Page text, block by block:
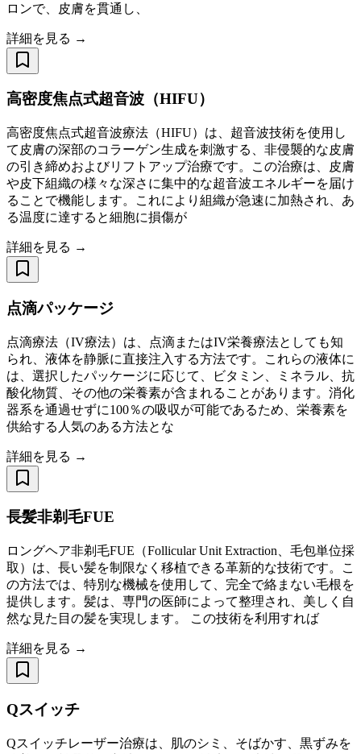
ロンで、皮膚を貫通し、
詳細を見る →
高密度焦点式超音波（HIFU）
高密度焦点式超音波療法（HIFU）は、超音波技術を使用し
て皮膚の深部のコラーゲン生成を刺激する、非侵襲的な皮膚
の引き締めおよびリフトアップ治療です。この治療は、皮膚
や皮下組織の様々な深さに集中的な超音波エネルギーを届け
ることで機能します。これにより組織が急速に加熱され、あ
る温度に達すると細胞に損傷が
詳細を見る →
点滴パッケージ
点滴療法（IV療法）は、点滴またはIV栄養療法としても知
られ、液体を静脈に直接注入する方法です。これらの液体に
は、選択したパッケージに応じて、ビタミン、ミネラル、抗
酸化物質、その他の栄養素が含まれることがあります。消化
器系を通過せずに100％の吸収が可能であるため、栄養素を
供給する人気のある方法とな
詳細を見る →
長髪非剃毛FUE
ロングヘア非剃毛FUE（Follicular Unit Extraction、毛包単位採
取）は、長い髪を制限なく移植できる革新的な技術です。こ
の方法では、特別な機械を使用して、完全で絡まない毛根を
提供します。髪は、専門の医師によって整理され、美しく自
然な見た目の髪を実現します。 この技術を利用すれば
詳細を見る →
Qスイッチ
Qスイッチレーザー治療は、肌のシミ、そばかす、黒ずみを